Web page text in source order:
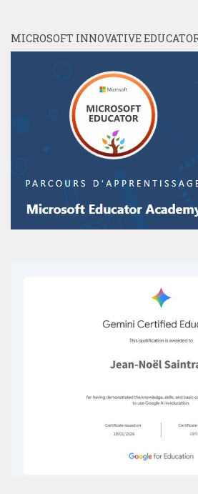
MICROSOFT INNOVATIVE